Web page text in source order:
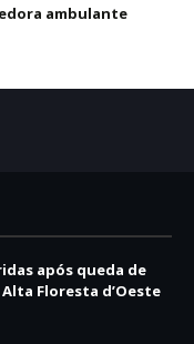
ambulante
após queda de
Floresta d’Oeste